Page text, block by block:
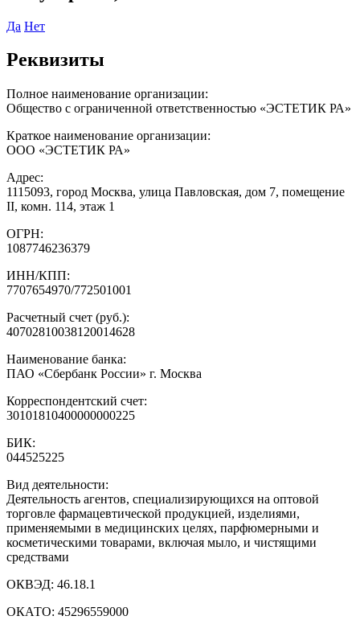
Да Нет
Реквизиты
Полное наименование организации:
Общество с ограниченной ответственностью «ЭСТЕТИК РА»
Краткое наименование организации:
ООО «ЭСТЕТИК РА»
Адрес:
1115093, город Москва, улица Павловская, дом 7, помещение
II, комн. 114, этаж 1
ОГРН:
1087746236379
ИНН/КПП:
7707654970/772501001
Расчетный счет (руб.):
40702810038120014628
Наименование банка:
ПАО «Сбербанк России» г. Москва
Корреспондентский счет:
30101810400000000225
БИК:
044525225
Вид деятельности:
Деятельность агентов, специализирующихся на оптовой
торговле фармацевтической продукцией, изделиями,
применяемыми в медицинских целях, парфюмерными и
косметическими товарами, включая мыло, и чистящими
средствами
ОКВЭД: 46.18.1
ОКАТО: 45296559000